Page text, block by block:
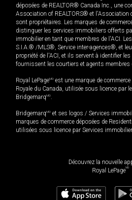
déposées de REALTOR® Canada Inc., une
Association of REALTORS® et l'Association
sont propriétaires. Les marques de
distinguer les services immobiliers offerts
immobilier en tant que membres de l'ACI.
S.I.A.® /MLS®, Service inter-agences®, et
propriété de l'ACI, et ils servent à identifier
fournissent les courtiers et agents membres
Royal LePageMD est une marque de commerce
Royale du Canada, utilisée sous licence par
BridgemarqMD
BridgemarqMD et ses logos / Services
marques de commerce déposées de
utilisées sous licence par Services
Découvrez la nouvelle
Royal LePageMD